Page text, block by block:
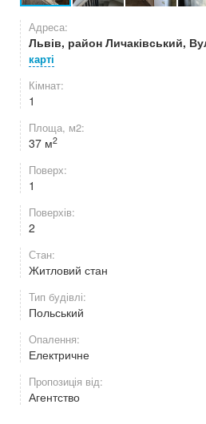
Адреса:
Львів, район Личаківський,
карті
Кімнат:
1
Площа, м2:
37 м2
Поверх:
1
Поверхів:
2
Стан:
Житловий стан
Тип будівлі:
Польський
Опалення:
Електричне
Пропозиція від:
Агентство